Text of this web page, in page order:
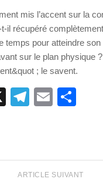
mis l’accent sur la
il récupéré
temps pour atteindre
sur le plan physique
; le savent.
X Telegram
Email
ARTICLE SUIVANT